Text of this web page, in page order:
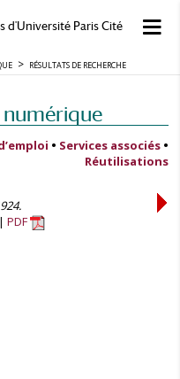
d'Université Paris Cité
RÉSULTATS DE RECHERCHE
• Services associés •
Réutilisations
PDF